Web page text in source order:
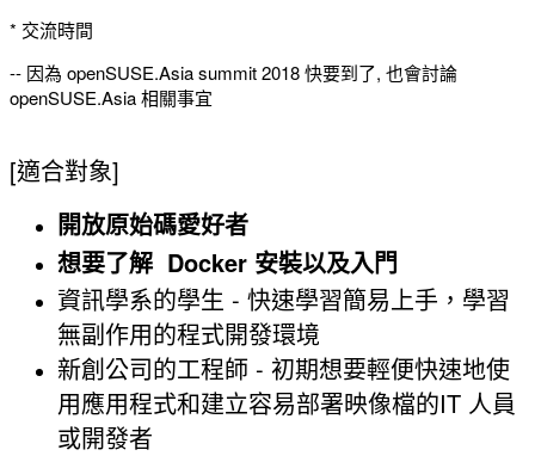
* 交流時間
-- 因為 openSUSE.Asia summit 2018 快要到了, 也會討論
openSUSE.Asia 相關事宜
[適合對象]
開放原始碼愛好者
想要了解 Docker 安裝以及入門
資訊學系的學生 - 快速學習簡易上手，學習
無副作用的程式開發環境
新創公司的工程師 - 初期想要輕便快速地使
用應用程式和建立容易部署映像檔的IT 人員
或開發者